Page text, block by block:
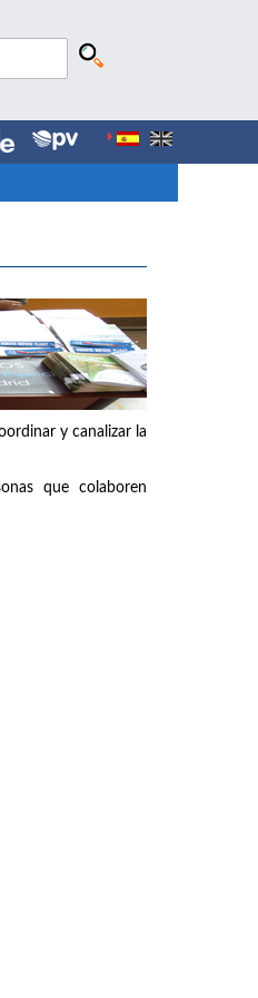
y canalizar la
que colaboren